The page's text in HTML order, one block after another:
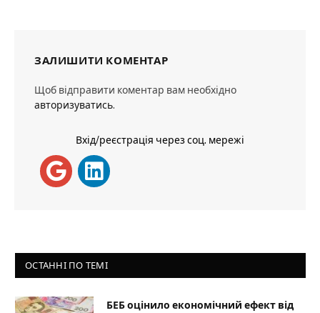
ЗАЛИШИТИ КОМЕНТАР
Щоб відправити коментар вам необхідно
авторизуватись.
Вхід/реєстрація через соц. мережі
ОСТАННІ ПО ТЕМІ
БЕБ оцінило економічний ефект від